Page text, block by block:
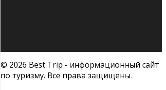
© 2026 Best Trip - информационный сайт
по туризму. Все права защищены.